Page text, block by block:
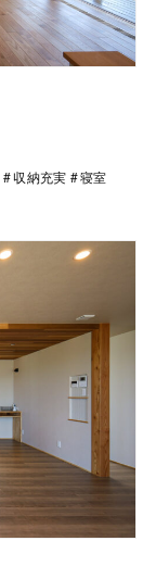
収納充実 寝室